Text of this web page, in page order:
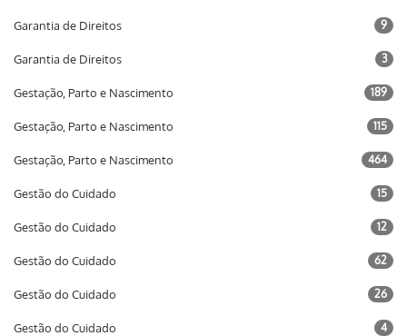
Garantia de Direitos 9
Garantia de Direitos 3
Gestação, Parto e Nascimento 189
Gestação, Parto e Nascimento 115
Gestação, Parto e Nascimento 464
Gestão do Cuidado 15
Gestão do Cuidado 12
Gestão do Cuidado 62
Gestão do Cuidado 26
Gestão do Cuidado 4